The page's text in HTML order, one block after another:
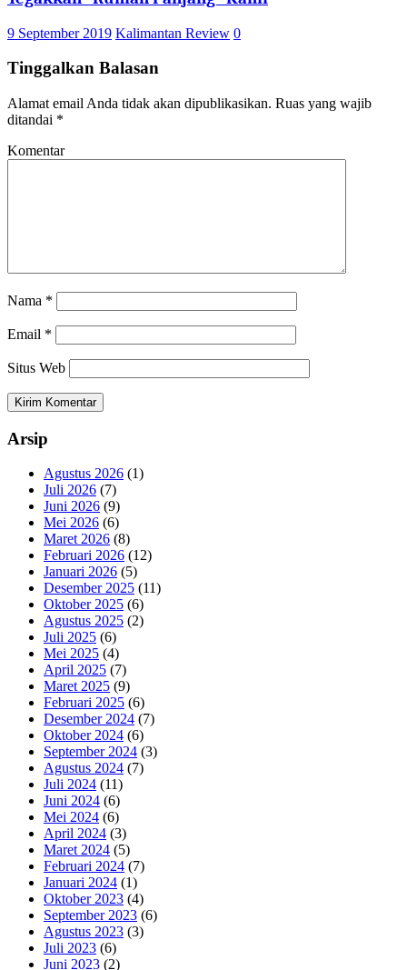
9 September 2019 Kalimantan Review 0
Tinggalkan Balasan
Alamat email Anda tidak akan dipublikasikan. Ruas yang wajib
ditandai *
Komentar
Nama *
Email *
Situs Web
Arsip
Agustus 2026 (1)
Juli 2026 (7)
Juni 2026 (9)
Mei 2026 (6)
Maret 2026 (8)
Februari 2026 (12)
Januari 2026 (5)
Desember 2025 (11)
Oktober 2025 (6)
Agustus 2025 (2)
Juli 2025 (6)
Mei 2025 (4)
April 2025 (7)
Maret 2025 (9)
Februari 2025 (6)
Desember 2024 (7)
Oktober 2024 (6)
September 2024 (3)
Agustus 2024 (7)
Juli 2024 (11)
Juni 2024 (6)
Mei 2024 (6)
April 2024 (3)
Maret 2024 (5)
Februari 2024 (7)
Januari 2024 (1)
Oktober 2023 (4)
September 2023 (6)
Agustus 2023 (3)
Juli 2023 (6)
Juni 2023 (2)